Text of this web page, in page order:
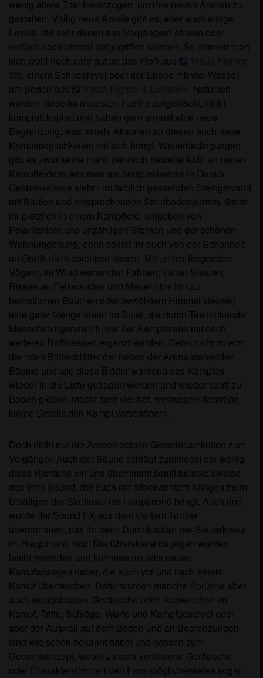
wenig ältere Titel heranzogen, um ihre neuen Arenen zu
gestalten. Völlig neue Areale gibt es, aber auch einige
Levels, die sehr denen aus Vorgängern ähneln oder
einfach noch einmal aufgegriffen wurden. So erinnert man
sich wohl noch sehr gut an das Floß aus
, einem Schneelevel oder der Ebene mit viel Wasser
am Boden aus
. Natürlich
wurden diese im neuesten Turnier aufgefrischt, nicht
komplett kopiert und haben gern einmal eine neue
Begrenzung, was mittels Aktionen an diesen auch neue
Kampfmöglichkeiten mit sich bringt. Wetterbedingungen
gibt es zwar keine mehr, dennoch bastelte AM2 an neuen
Kampffeldern, wie man sie beispielsweise in Durals
Gesteinsebene sieht - im farblich passenden Steingewand
mit Säulen und entsprechenden Steinbodenplatten. Steht
ihr plötzlich in einem Kampffeld, umgeben von
Polarlichtern und unzähligen Sternen und der schönen
Wohnumgebung, dann solltet ihr euch von der Schönheit
an Grafik nicht ablenken lassen. Mit umher fliegenden
Vögeln, im Wind wehenden Fahnen, vielen Statuen,
Rissen an Felswänden und Mauern bis hin zu
herbstlichen Bäumen oder bewölktem Himmel stecken
eine ganz Menge Ideen im Spiel, die durch Tee trinkende
Menschen irgendwo hinter der Kampfarena mit noch
weiteren Raffinessen ergänzt werden. Denn nicht zuletzt
die roten Blütenblätter der neben der Arena stehenden
Bäume und wie diese Blätter während des Kampfes
wieder in die Lüfte getragen werden und wieder sanft zu
Boden gleiten, macht sehr viel her, weswegen derartige
kleine Details den Kampf verschönern.
Doch nicht nur die Arenen zeigen Gemeinsamkeiten zum
Vorgänger. Auch der Sound schlägt zumindest ein wenig
diese Richtung ein und übernimmt somit beispielsweise
den Intro Sound, der euch mit altbekanntem Klingen beim
Betätigen der Starttaste ins Hauptmenü bringt. Auch dort
wurde der Sound FX aus dem viertem Turnier
übernommen, das ihr beim Durchklicken per Steuerkreuz
im Hauptmenü hört. Die Charaktere dagegen wurden
leicht verändert und kommen mit teils neuen
Kampfansagen daher, die euch vor und nach einem
Kampf überraschen. Dafür wurden manche Sprüche aber
auch weggelassen. Geräusche beim Ausweichen im
Kampf, Tritte, Schläge, Würfe und Kampfgeschrei oder
aber der Aufprall auf dem Boden und an Begrenzungen
sind wie schon bekannt dabei und passen zum
Gesamtkonzept, wobei zu sehr veränderte Geräusche
oder Charakterstimmen den Fans möglicherweise sogar